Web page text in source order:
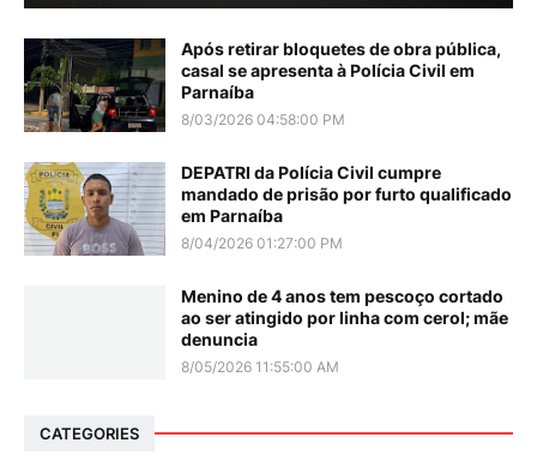
Após retirar bloquetes de obra pública,
casal se apresenta à Polícia Civil em
Parnaíba
8/03/2026 04:58:00 PM
DEPATRI da Polícia Civil cumpre
mandado de prisão por furto qualificado
em Parnaíba
8/04/2026 01:27:00 PM
Menino de 4 anos tem pescoço cortado
ao ser atingido por linha com cerol; mãe
denuncia
8/05/2026 11:55:00 AM
CATEGORIES